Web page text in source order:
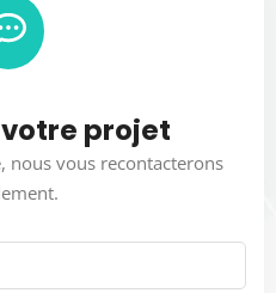
projet
nous vous recontacterons